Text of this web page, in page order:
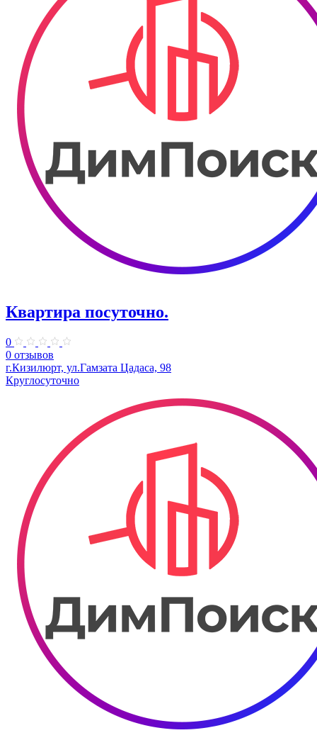
Квартира посуточно.
0
0 отзывов
г.Кизилюрт, ул.Гамзата Цадаса, 98
Круглосуточно